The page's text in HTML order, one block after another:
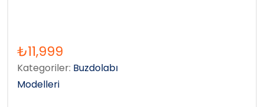
₺11,999
Kategoriler: Buzdolabı
Modelleri